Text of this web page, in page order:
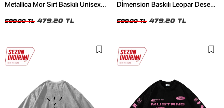
Metallica Mor Sırt Baskılı Unisex
599,00 TL 479,20 TL
Dİmension Baskılı Leopar Desenli
Tshirt
599,00 TL 479,20 TL